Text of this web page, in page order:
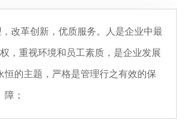
改革创新，优质服务。人是企业中最
，重视环境和员工素质，是企业发展
恒的主题，严格是管理行之有效的保
障；